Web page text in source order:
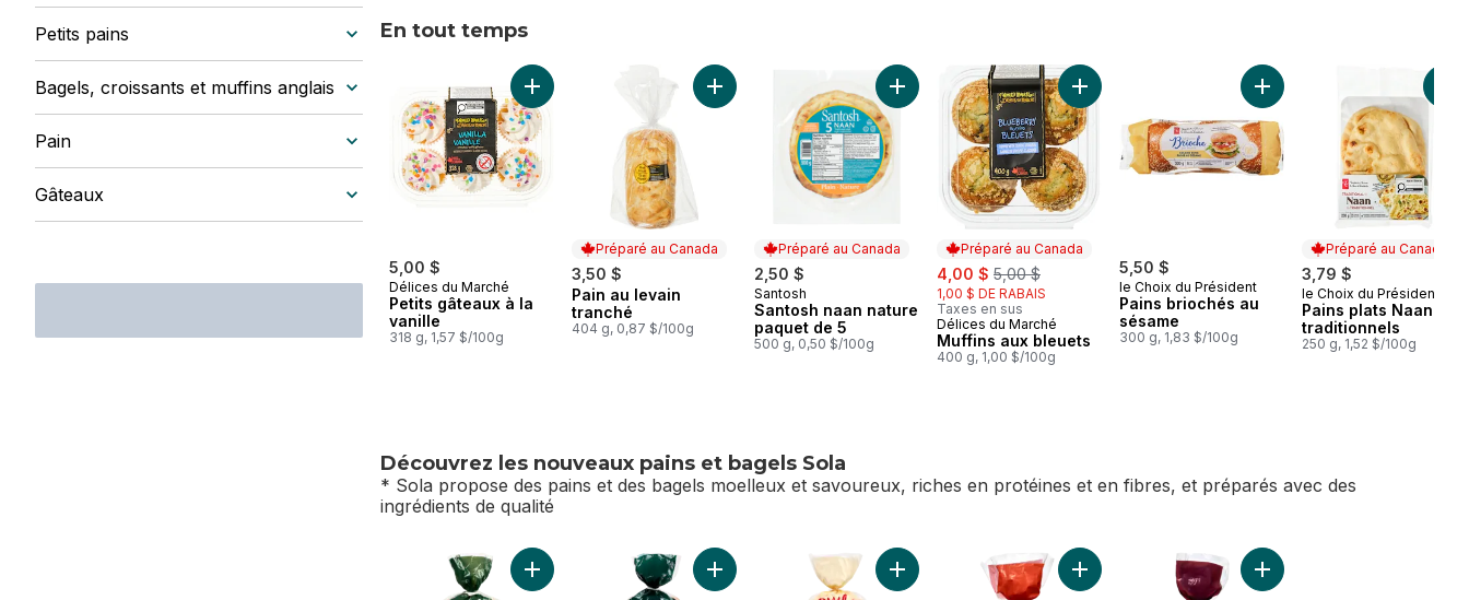
Petits pains
Bagels, croissants et muffins anglais
Pain
Gâteaux
En tout temps
sauter En tout temps
5,00 $
Délices du Marché
Petits gâteaux à la
vanille
318 g, 1,57 $/100g
Ajouter Petits gâteaux à la vanille au panier
Préparé au Canada
3,50 $
Préparé au Canada
Pain au levain
tranché
404 g, 0,87 $/100g
Ajouter Pain au levain tranché au panier
Préparé au Canada
2,50 $
Préparé au Canada
Santosh
Santosh naan nature
paquet de 5
500 g, 0,50 $/100g
Ajouter Santosh naan nature paquet de 5 au panier
Préparé au Canada
sale:
4,00 $ , formerly:
5,00 $
1,00 $ DE RABAIS
Taxes en sus
Préparé au Canada
Délices du Marché
Muffins aux bleuets
400 g, 1,00 $/100g
Ajouter Muffins aux bleuets au panier
5,50 $
le Choix du Président
Pains briochés au
sésame
300 g, 1,83 $/100g
Ajouter Pains briochés au
Préparé au Canada
3,79 $
Préparé au Canada
le Choix du Président
Pains plats Naan
traditionnels
250 g, 1,52 $/100g
Découvrez les nouveaux pains et bagels Sola
* Sola propose des pains et des bagels moelleux et savoureux, riches en protéines et en fibres, et préparés avec des
ingrédients de qualité
sauter Découvrez les nouveaux pains et bagels Sola
Ajouter Pain blanc molleux grains gourmands, ceto compatible au panier
Ajouter Pain blanc molleux riche en proteines, 20 g de protéines au panier
Ajouter Pain blanc molleux classique, ceto compatible au panier
Ajouter Bagels moelleux nature, 15 g de protéines au
Ajouter Bagels moelleux